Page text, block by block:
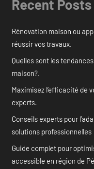
Recent Posts
Rénovation maison ou
réussir vos travaux.
Quelles sont les
maison?.
Maximisez l’efficacité de
experts.
Conseils experts pour
solutions professionnelles
Guide complet pour
accessible en région de